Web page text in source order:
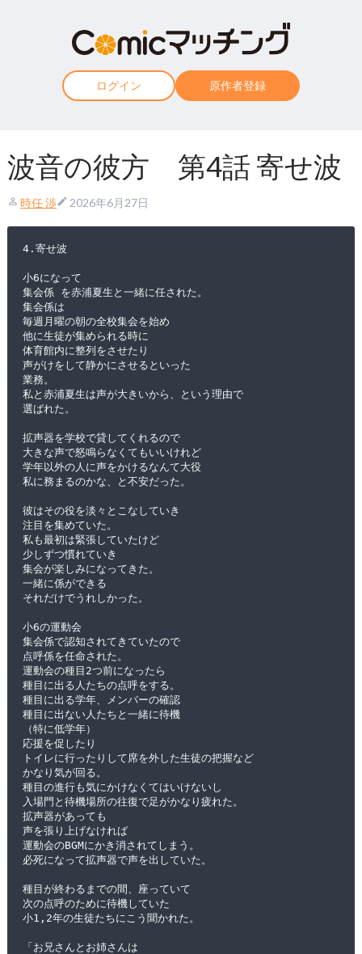
ログイン 原作者登録
波音の彼方 第4話 寄せ波
時任 渉 2026年6月27日
4.寄せ波
小6になって
集会係 を赤浦夏生と一緒に任された。
集会係は
毎週月曜の朝の全校集会を始め
他に生徒が集められる時に
体育館内に整列をさせたり
声がけをして静かにさせるといった
業務。
私と赤浦夏生は声が大きいから、という理由で
選ばれた。
拡声器を学校で貸してくれるので
大きな声で怒鳴らなくてもいいけれど
学年以外の人に声をかけるなんて大役
私に務まるのかな、と不安だった。
彼はその役を淡々とこなしていき
注目を集めていた。
私も最初は緊張していたけど
少しずつ慣れていき
集会が楽しみになってきた。
一緒に係ができる
それだけでうれしかった。
小6の運動会
集会係で認知されてきていたので
点呼係を任命された。
運動会の種目2つ前になったら
種目に出る人たちの点呼をする。
種目に出る学年、メンバーの確認
種目に出ない人たちと一緒に待機
（特に低学年）
応援を促したり
トイレに行ったりして席を外した生徒の把握など
かなり気が回る。
種目の進行も気にかけなくてはいけないし
入場門と待機場所の往復で足がかなり疲れた。
拡声器があっても
声を張り上げなければ
運動会のBGMにかき消されてしまう。
必死になって拡声器で声を出していた。
種目が終わるまでの間、座っていて
次の点呼のために待機していた
小1,2年の生徒たちにこう聞かれた。
「お兄さんとお姉さんは